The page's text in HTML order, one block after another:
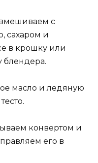
с
сахаром и
в крошку или
блендера.
масло и ледяную
конвертом и
его в